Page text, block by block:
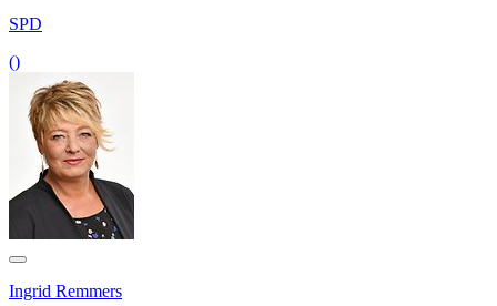
SPD
()
Ingrid Remmers